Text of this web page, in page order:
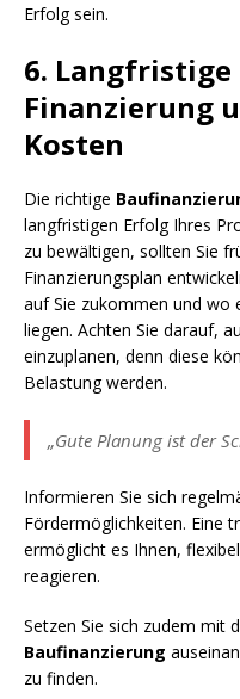
Erfolg sein.
6. Langfristige
Finanzierung
Kosten
Die richtige
langfristigen Erfolg Ihres
zu bewältigen, sollten Sie
Finanzierungsplan
auf Sie zukommen und wo
liegen. Achten Sie darauf,
einzuplanen, denn diese
Belastung werden.
„Gute Planung ist der
Informieren Sie sich
Fördermöglichkeiten. Eine
ermöglicht es Ihnen,
reagieren.
Setzen Sie sich zudem mit
Baufinanzierung
zu finden.